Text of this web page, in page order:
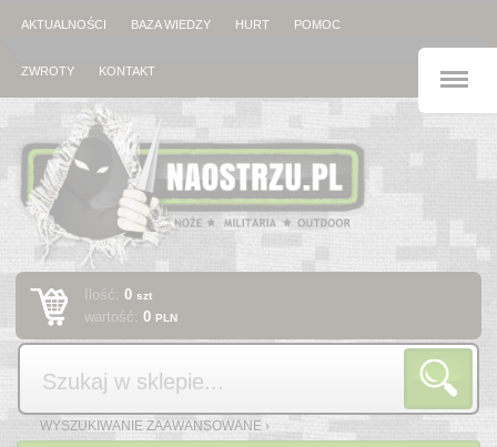
AKTUALNOŚCI BAZA WIEDZY HURT POMOC
ZWROTY KONTAKT
Ilość:0szt
wartość:0PLN
Szukaj
WYSZUKIWANIE ZAAWANSOWANE ›